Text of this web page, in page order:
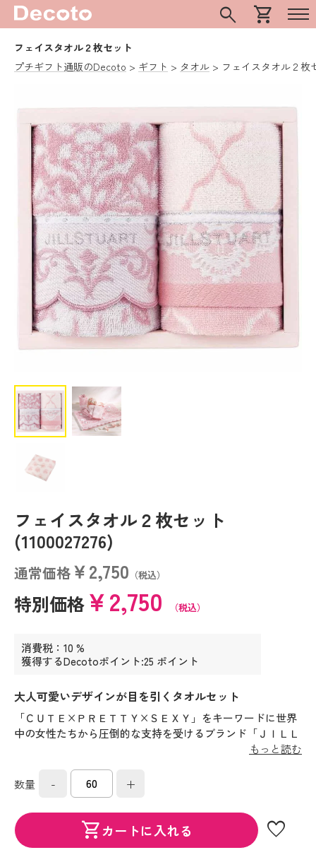
search shopping_cart
フェイスタオル２枚セット
プチギフト通販のDecoto
ギフト タオル フェイスタオル２枚
フェイスタオル２枚セット
(1100027276)
通常価格￥2,750 （税込）
特別価格￥2,750 （税込）
消費税：10 %
獲得するDecotoポイント:25 ポイント
大人可愛いデザインが目を引くタオルセット
「ＣＵＴＥ×ＰＲＥＴＴＹ×ＳＥＸＹ」をキーワードに世界
中の女性たちから圧倒的な支持を受けるブランド「ＪＩＬＬ
ＳＴＵＡＲＴ」。そんな女性らしくＳＷＥＥＴな世界観を表
もっと読む
数量 - +
shopping_cartカートに入れる favorite